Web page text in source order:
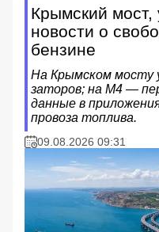
Крымский мост,
новости о
бензине
На Крымском мосту
заторов; на М4 —
данные в
провоза топлива.
09.08.2026 09:31